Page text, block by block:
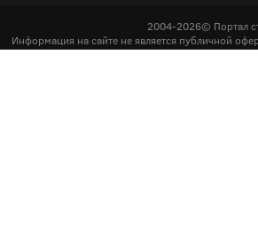
2004-2026© Портал
Информация на сайте не является публичной